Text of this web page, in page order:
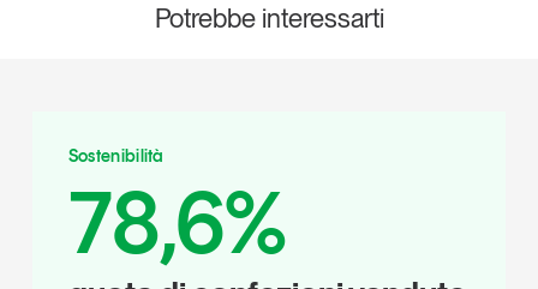
Potrebbe interessarti
Sostenibilità
78,6%